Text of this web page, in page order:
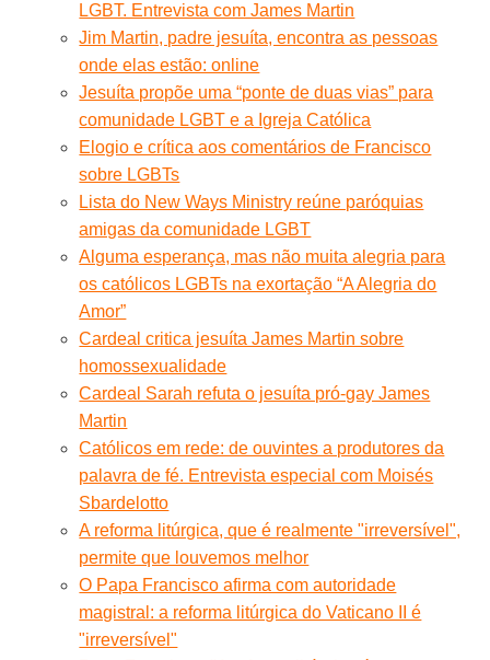
LGBT. Entrevista com James Martin
Jim Martin, padre jesuíta, encontra as pessoas
onde elas estão: online
Jesuíta propõe uma “ponte de duas vias” para
comunidade LGBT e a Igreja Católica
Elogio e crítica aos comentários de Francisco
sobre LGBTs
Lista do New Ways Ministry reúne paróquias
amigas da comunidade LGBT
Alguma esperança, mas não muita alegria para
os católicos LGBTs na exortação “A Alegria do
Amor”
Cardeal critica jesuíta James Martin sobre
homossexualidade
Cardeal Sarah refuta o jesuíta pró-gay James
Martin
Católicos em rede: de ouvintes a produtores da
palavra de fé. Entrevista especial com Moisés
Sbardelotto
A reforma litúrgica, que é realmente "irreversível",
permite que louvemos melhor
O Papa Francisco afirma com autoridade
magistral: a reforma litúrgica do Vaticano II é
"irreversível"